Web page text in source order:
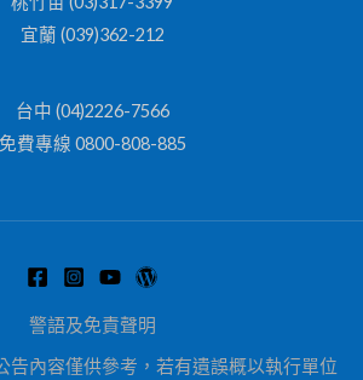
宜蘭 (039)362-212
台中 (04)2226-7566
免費專線 0800-808-885
警語及免責聲明
告內容僅供參考，若有遺誤概以執行單位